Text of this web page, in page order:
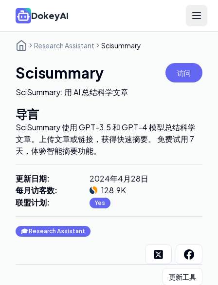
DokeyAI Open
Research Assistant Scisummary
Scisummary 访问
SciSummary: 用 AI 总结科学文章
导言
SciSummary 使用 GPT-3.5 和 GPT-4 模型总结科学
文章。上传文章或链接，获得快速摘要。 免费试用 7
天，体验智能摘要功能。
更新日期:
2024年4月28日
每月访客数:
128.9K
联盟计划: Yes
🎓Research Assistant
更新工具